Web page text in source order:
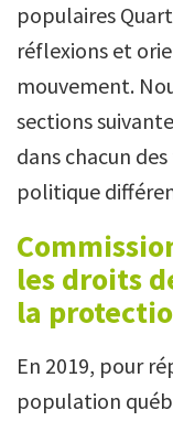
populaires
réflexions et
mouvement.
sections
dans chacun
politique
les droits
la
En 2019, pour
population